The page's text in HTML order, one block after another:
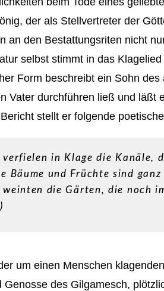
der als Stellvertreter der
an den Bestattungsriten nicht
selbst stimmt in das Klagelied
Form beschreibt ein Sohn
Vater durchführen ließ und läßt
stellt er folgende
verfielen in Klage die Kanäle,
Bäume und Früchte sind
weinten die Gärten, die noch
um einen Menschen
Genosse des Gilgamesch,